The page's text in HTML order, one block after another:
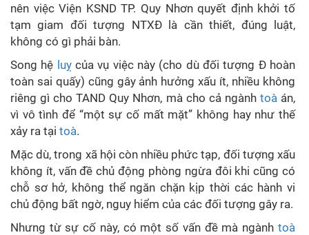
nên việc Viện KSND TP. Quy Nhơn quyết định khởi tố
tạm giam đối tượng NTXĐ là cần thiết, đúng luật,
không có gì phải bàn.
Song hệ luỵcủa vụ việc này (cho dù đối tượng Đ hoàn
toàn sai quấy) cũng gây ảnh hưởng xấu ít, nhiều không
riêng gì cho TAND Quy Nhơn, mà cho cả ngành toà án,
vì vô tình để “một sự cố mất mặt” không hay như thế
xảy ra tại toà.
Mặc dù, trong xã hội còn nhiều phức tạp, đối tượng xấu
không ít, vấn đề chủ động phòng ngừa đôi khi cũng có
chỗ sơ hở, không thể ngăn chặn kịp thời các hành vi
chủ động bất ngờ, nguy hiểm của các đối tượng gây ra.
Nhưng từ sự cố này, có một số vấn đề mà ngành toà